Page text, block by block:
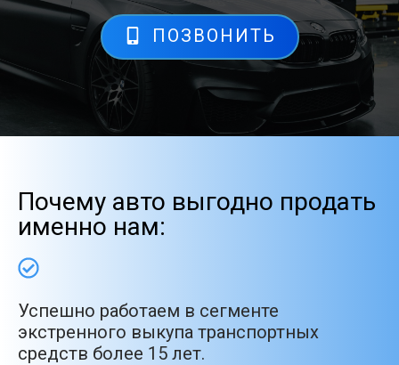
ПОЗВОНИТЬ
Почему авто выгодно продать
именно нам:
Успешно работаем в сегменте
экстренного выкупа транспортных
средств более 15 лет.